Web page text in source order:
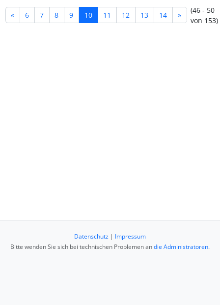
« 6 7 8 9 10 11 12 13 14 »
(46 - 50
von 153)
Datenschutz | Impressum
Bitte wenden Sie sich bei technischen Problemen andie Administratoren.